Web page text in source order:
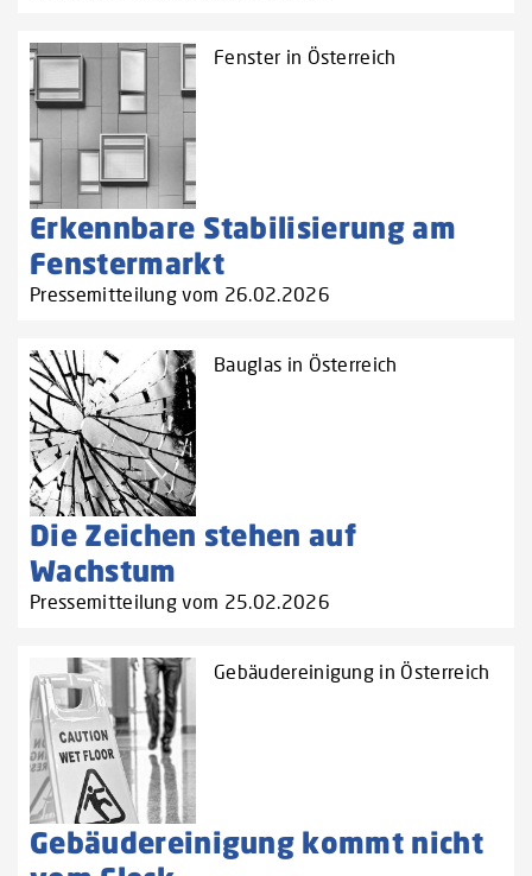
Fenster in Österreich
Erkennbare Stabilisierung am
Fenstermarkt
Pressemitteilung vom 26.02.2026
Bauglas in Österreich
Die Zeichen stehen auf
Wachstum
Pressemitteilung vom 25.02.2026
Gebäudereinigung in Österreich
Gebäudereinigung kommt nicht